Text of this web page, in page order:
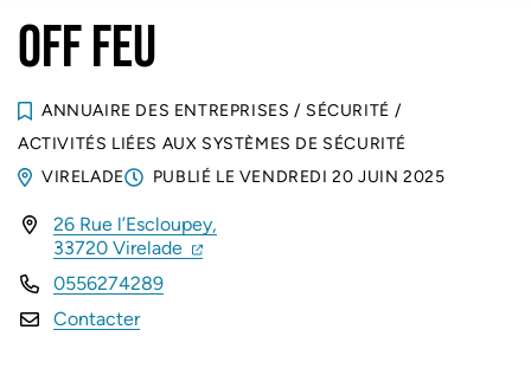
OFF FEU
ANNUAIRE DES ENTREPRISES / SÉCURITÉ /
ACTIVITÉS LIÉES AUX SYSTÈMES DE SÉCURITÉ
VIRELADE
PUBLIÉ LE VENDREDI 20 JUIN 2025
INFOS UTILES
26 Rue l’Escloupey,
33720 Virelade (ouverture dans un nouvel onglet)
(ouverture dans un nouvel onglet)
0556274289
Contacter